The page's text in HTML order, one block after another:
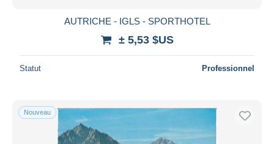
AUTRICHE - IGLS - SPORTHOTEL
± 5,53 $US
Statut Professionnel
Nouveau